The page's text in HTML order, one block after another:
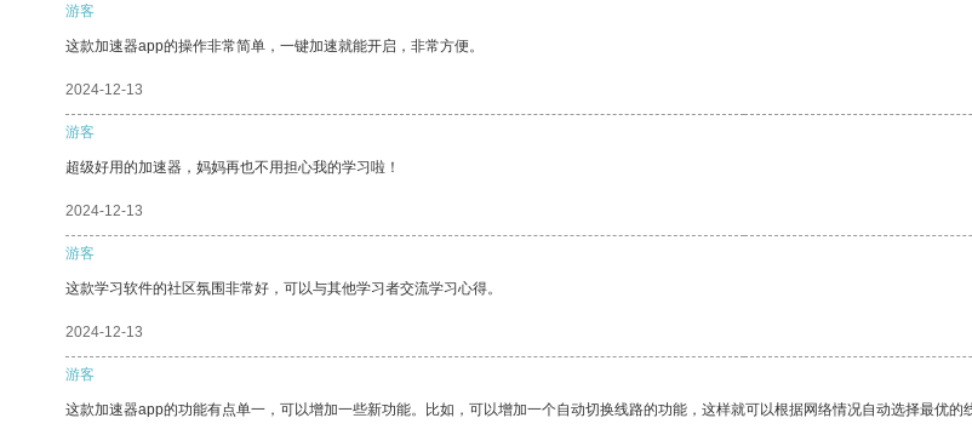
游客
这款加速器app的操作非常简单，一键加速就能开启，非常方便。
2024-12-13
游客
超级好用的加速器，妈妈再也不用担心我的学习啦！
2024-12-13
游客
这款学习软件的社区氛围非常好，可以与其他学习者交流学习心得。
2024-12-13
游客
这款加速器app的功能有点单一，可以增加一些新功能。比如，可以增加一个自动切换线路的功能，这样就可以根据网络情况自动选择最优的